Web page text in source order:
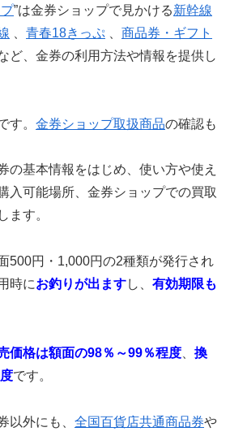
”は金券ショップで見かける新幹線
青春18きっぷ
商品券・ギフト
ど、金券の利用方法や情報を提供し
す。 金券ショップ取扱商品の確認も
の基本情報をはじめ、使い方や使え
入可能場所、金券ショップでの買取
ます。
500円・1,000円の2種類が発行され
時にお釣りが出ますし、 有効期限も
価格は額面の98％～99％程度
換
です。
以外にも、 全国百貨店共通商品券や